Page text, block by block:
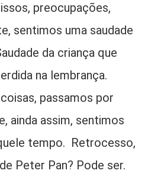
preocupações,
sentimos uma saudade
da criança que
na lembrança.
passamos por
ainda assim, sentimos
tempo. Retrocesso,
Peter Pan? Pode ser.